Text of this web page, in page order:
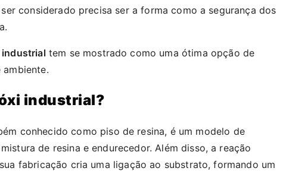
considerado precisa ser a forma como a segurança dos
industrialtem se mostrado como uma ótima opção de
industrial?
conhecido como piso de resina, é um modelo de
de resina e endurecedor. Além disso, a reação
fabricação cria uma ligação ao substrato, formando um